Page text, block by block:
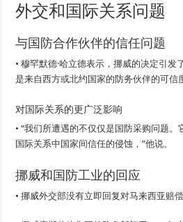
外交和国际关系问题
与国防合作伙伴的信任问题
• 穆罕默德·哈立德表示，挪威的决定引发
是来自西方或北约国家的防务伙伴的可信
对国际关系的更广泛影响
• “我们所遭遇的不仅仅是国防采购问题
国际关系中国家间信任的侵蚀，”他说。
挪威和国防工业的回应
• 挪威外交部没有立即回复对马来西亚赔